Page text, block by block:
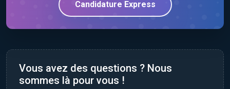
Candidature Express
Vous avez des questions ? Nous
sommes là pour vous !